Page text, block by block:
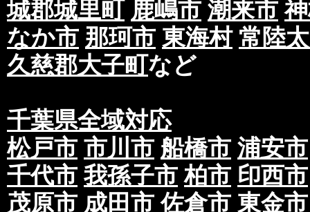
城郡城里町 鹿嶋市 潮来市
なか市 那珂市 東海村 常陸
久慈郡大子町など
千葉県全域対応
松戸市 市川市 船橋市 浦安市
千代市 我孫子市 柏市 印西市
茂原市 成田市 佐倉市 東金市